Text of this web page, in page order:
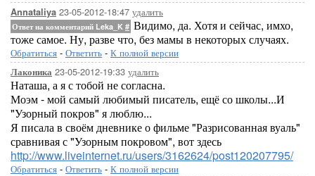
Annataliya 23-05-2012-18:47 удалить
Ответ на комментарий Leka_K # Видимо, да. Хотя и сейчас, имхо,
тоже самое. Ну, разве что, без мамы в некоторых случаях.
Обратиться - Ответить - К полной версии
Лаконика 23-05-2012-19:33 удалить
Наташа, а я с тобой не согласна.
Моэм - мой самый любимый писатель, ещё со школы...И
"Узорный покров" я люблю...
Я писала в своём дневнике о фильме "Разрисованная вуаль"
сравнивая с "Узорным покровом", вот здесь
http://www.liveinternet.ru/users/3162624/post120207795/
Обратиться - Ответить - К полной версии